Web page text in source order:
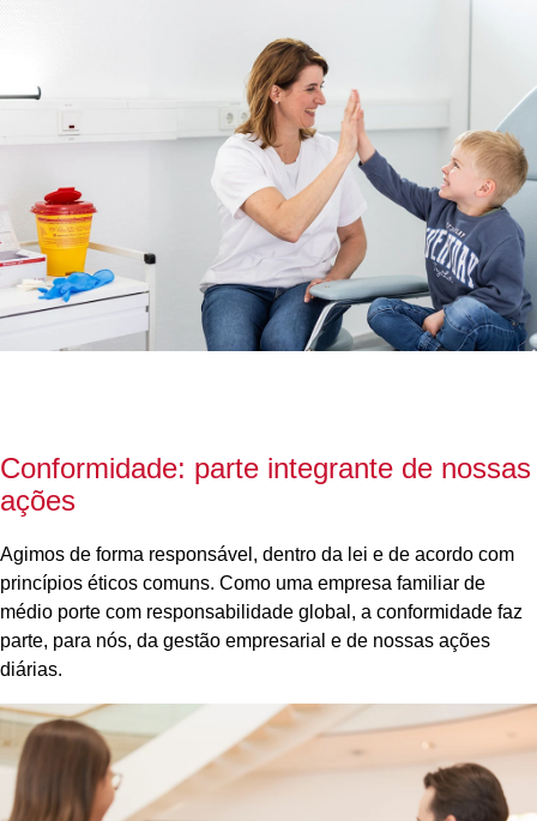
Conformidade: parte integrante de nossas
ações
Agimos de forma responsável, dentro da lei e de acordo com
princípios éticos comuns. Como uma empresa familiar de
médio porte com responsabilidade global, a conformidade faz
parte, para nós, da gestão empresarial e de nossas ações
diárias.